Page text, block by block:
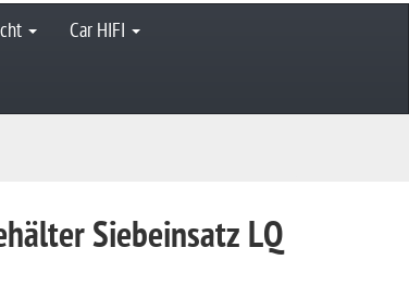
Car HIFI
Siebeinsatz LQ